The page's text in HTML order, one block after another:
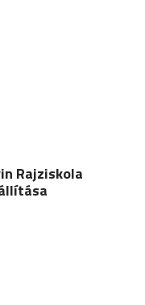
Rajziskola